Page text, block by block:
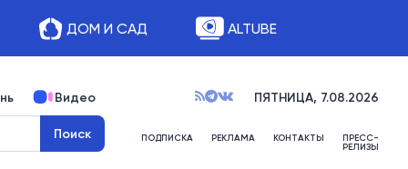
ДОМ И САД ALTUBE
Видео ПЯТНИЦА, 7.08.2026
ПОДПИСКА РЕКЛАМА КОНТАКТЫ ПРЕСС-
РЕЛИЗЫ